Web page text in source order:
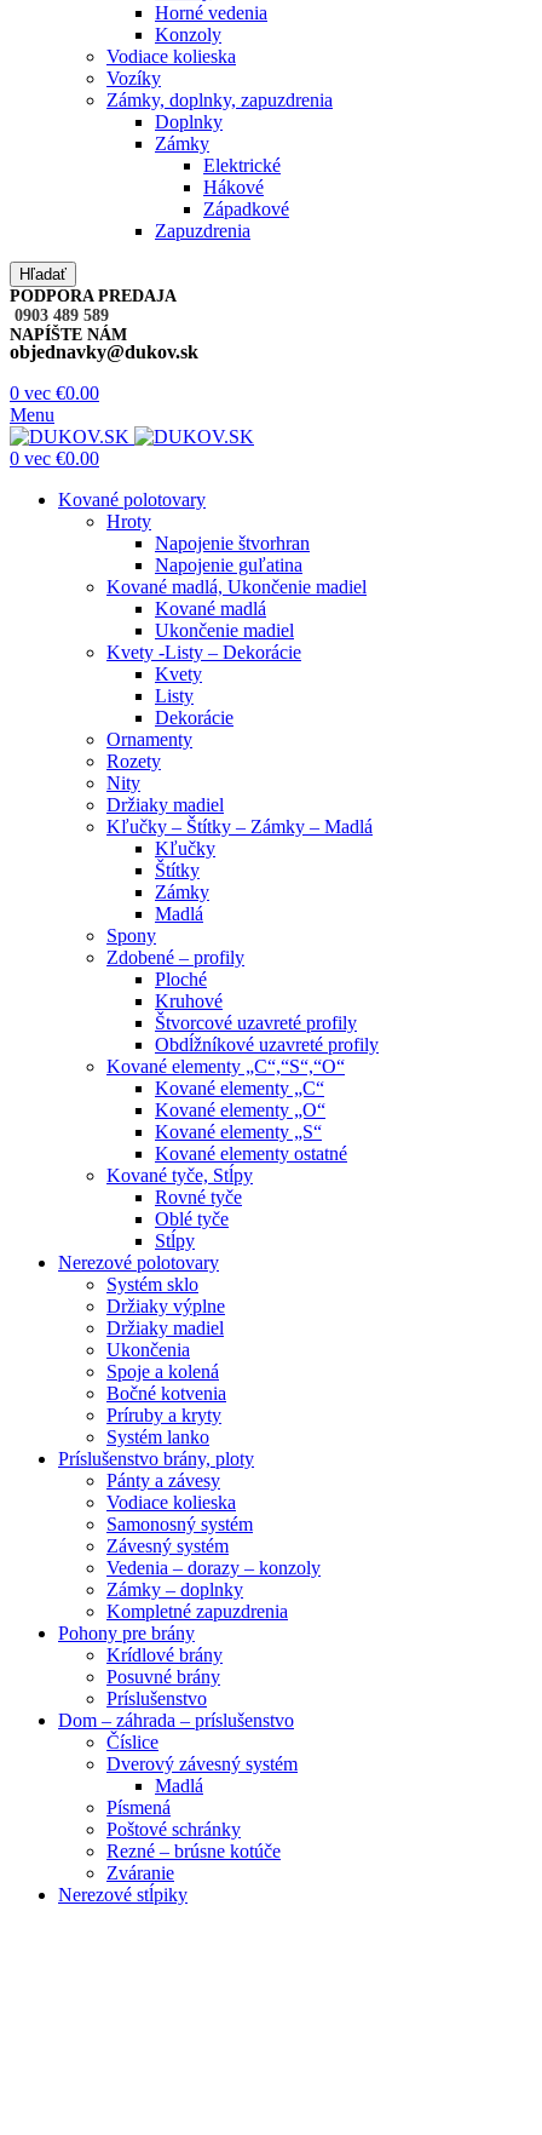
Horné vedenia
Konzoly
Vodiace kolieska
Vozíky
Zámky, doplnky, zapuzdrenia
Doplnky
Zámky
Elektrické
Hákové
Západkové
Zapuzdrenia
Hľadať
PODPORA PREDAJA
0903 489 589
NAPÍŠTE NÁM
objednavky@dukov.sk
0 vec €0.00
Menu
0 vec €0.00
Kované polotovary
Hroty
Napojenie štvorhran
Napojenie guľatina
Kované madlá, Ukončenie madiel
Kované madlá
Ukončenie madiel
Kvety -Listy – Dekorácie
Kvety
Listy
Dekorácie
Ornamenty
Rozety
Nity
Držiaky madiel
Kľučky – Štítky – Zámky – Madlá
Kľučky
Štítky
Zámky
Madlá
Spony
Zdobené – profily
Ploché
Kruhové
Štvorcové uzavreté profily
Obdĺžníkové uzavreté profily
Kované elementy „C“,“S“,“O“
Kované elementy „C“
Kované elementy „O“
Kované elementy „S“
Kované elementy ostatné
Kované tyče, Stĺpy
Rovné tyče
Oblé tyče
Stĺpy
Nerezové polotovary
Systém sklo
Držiaky výplne
Držiaky madiel
Ukončenia
Spoje a kolená
Bočné kotvenia
Príruby a kryty
Systém lanko
Príslušenstvo brány, ploty
Pánty a závesy
Vodiace kolieska
Samonosný systém
Závesný systém
Vedenia – dorazy – konzoly
Zámky – doplnky
Kompletné zapuzdrenia
Pohony pre brány
Krídlové brány
Posuvné brány
Príslušenstvo
Dom – záhrada – príslušenstvo
Číslice
Dverový závesný systém
Madlá
Písmená
Poštové schránky
Rezné – brúsne kotúče
Zváranie
Nerezové stĺpiky